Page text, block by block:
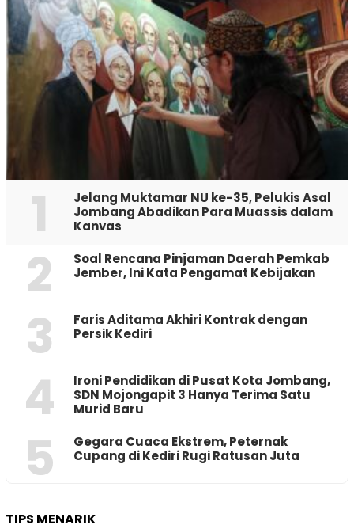
1
Jelang Muktamar NU ke-35, Pelukis Asal
Jombang Abadikan Para Muassis dalam
Kanvas
2
‎Soal Rencana Pinjaman Daerah Pemkab
Jember, Ini Kata Pengamat Kebijakan ‎
3
Faris Aditama Akhiri Kontrak dengan
Persik Kediri
4
Ironi Pendidikan di Pusat Kota Jombang,
SDN Mojongapit 3 Hanya Terima Satu
Murid Baru
5
‎Gegara Cuaca Ekstrem, Peternak
Cupang di Kediri Rugi Ratusan Juta
TIPS MENARIK